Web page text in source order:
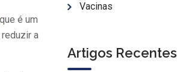
que é um
a
Vacinas
Artigos Recentes